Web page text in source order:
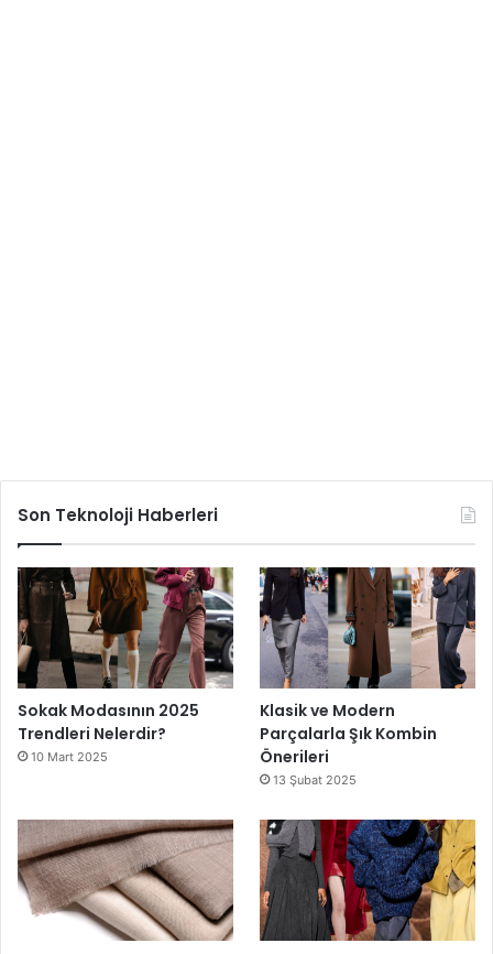
Son Teknoloji Haberleri
Sokak Modasının 2025
Trendleri Nelerdir?
10 Mart 2025
Klasik ve Modern
Parçalarla Şık Kombin
Önerileri
13 Şubat 2025